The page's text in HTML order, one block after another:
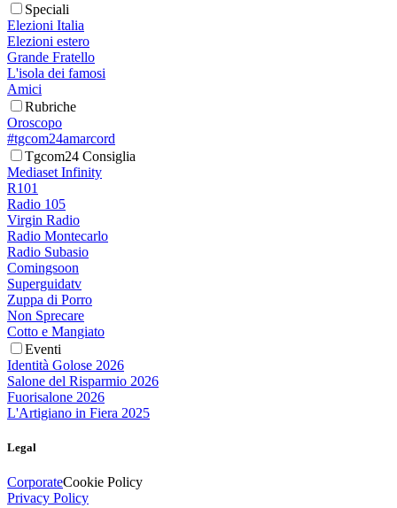
Speciali
Elezioni Italia
Elezioni estero
Grande Fratello
L'isola dei famosi
Amici
Rubriche
Oroscopo
#tgcom24amarcord
Tgcom24 Consiglia
Mediaset Infinity
R101
Radio 105
Virgin Radio
Radio Montecarlo
Radio Subasio
Comingsoon
Superguidatv
Zuppa di Porro
Non Sprecare
Cotto e Mangiato
Eventi
Identità Golose 2026
Salone del Risparmio 2026
Fuorisalone 2026
L'Artigiano in Fiera 2025
Legal
CorporateCookie Policy
Privacy Policy